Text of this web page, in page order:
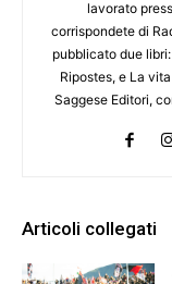
lavorato
corrispondete di
pubblicato due
Ripostes, e La
Saggese Editori,
Articoli collegati